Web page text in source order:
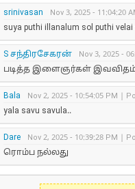
srinivasan
Nov 3, 2025 -
suya puthi illanalum sol puthi
S சந்திரசேகரன்
Nov 3, 2025 -
படித்த இளைஞர்கள் இவவிதம்
Bala
Nov 2, 2025 - 10:54:05 PM |
yala savu savula..
Dare
Nov 2, 2025 - 10:39:28 PM |
ரொம்ப நல்லது